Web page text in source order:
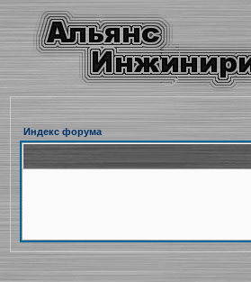
Индекс форума